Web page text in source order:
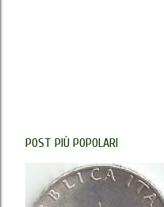
POST PIÙ POPOLARI